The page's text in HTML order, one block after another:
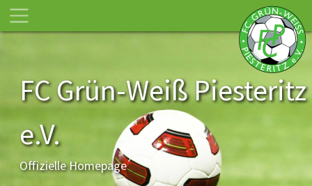
FC Grün-Weiß Piesteritz
e.V.
Offizielle Homepage